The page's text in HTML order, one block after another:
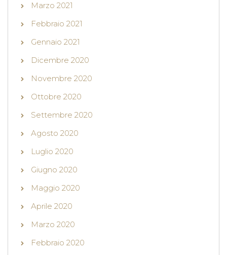
Marzo 2021
Febbraio 2021
Gennaio 2021
Dicembre 2020
Novembre 2020
Ottobre 2020
Settembre 2020
Agosto 2020
Luglio 2020
Giugno 2020
Maggio 2020
Aprile 2020
Marzo 2020
Febbraio 2020